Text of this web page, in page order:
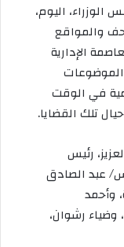
اليوم،
والمواقع
الإدارية
في الوقت
تلك القضايا.
رئيس
عبد الصادق
وأحمد
وضياء رشوان،